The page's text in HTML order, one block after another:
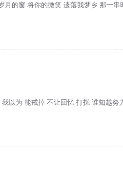
月的窗 将你的微笑 遗落我梦乡 那一串
以为 能戒掉 不让回忆 打扰 谁知越努